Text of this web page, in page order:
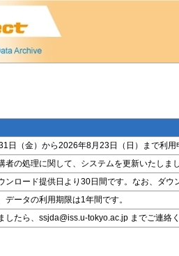
日（金）から2026年8月23日（日）まで利
の処理に関して、システムを更新いたしま
ロード提供日より30日間です。なお、ダ
ータの利用期限は1年間です。
したら、ssjda@iss.u-tokyo.ac.jp までご連絡